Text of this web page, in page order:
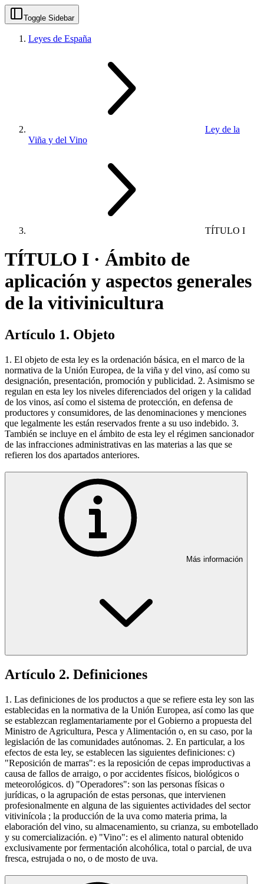
Toggle Sidebar
Leyes de España
Ley de la
Viña y del Vino
TÍTULO I
TÍTULO I · Ámbito de
aplicación y aspectos generales
de la vitivinicultura
Artículo 1. Objeto
1. El objeto de esta ley es la ordenación básica, en el marco de la
normativa de la Unión Europea, de la viña y del vino, así como su
designación, presentación, promoción y publicidad. 2. Asimismo se
regulan en esta ley los niveles diferenciados del origen y la calidad
de los vinos, así como el sistema de protección, en defensa de
productores y consumidores, de las denominaciones y menciones
que legalmente les están reservados frente a su uso indebido. 3.
También se incluye en el ámbito de esta ley el régimen sancionador
de las infracciones administrativas en las materias a las que se
refieren los dos apartados anteriores.
Más información
Artículo 2. Definiciones
1. Las definiciones de los productos a que se refiere esta ley son las
establecidas en la normativa de la Unión Europea, así como las que
se establezcan reglamentariamente por el Gobierno a propuesta del
Ministro de Agricultura, Pesca y Alimentación o, en su caso, por la
legislación de las comunidades autónomas. 2. En particular, a los
efectos de esta ley, se establecen las siguientes definiciones: c)
"Reposición de marras": es la reposición de cepas improductivas a
causa de fallos de arraigo, o por accidentes físicos, biológicos o
meteorológicos. d) "Operadores": son las personas físicas o
jurídicas, o la agrupación de estas personas, que intervienen
profesionalmente en alguna de las siguientes actividades del sector
vitivinícola ; la producción de la uva como materia prima, la
elaboración del vino, su almacenamiento, su crianza, su embotellado
y su comercialización. e) "Vino": es el alimento natural obtenido
exclusivamente por fermentación alcohólica, total o parcial, de uva
fresca, estrujada o no, o de mosto de uva.